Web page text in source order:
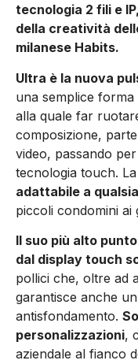
tecnologia 2 fili e
della creatività
milanese Habits.
Ultra è la nuova
una semplice
alla quale far
composizione,
video, passando
tecnologia touch.
adattabile a
piccoli condomini ai
Il suo più alto
dal display touch
pollici che, oltre ad
garantisce anche
antisfondamento.
personalizzazioni,
aziendale al fianco